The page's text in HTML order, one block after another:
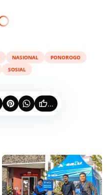
NASIONAL
PONOROGO
SOSIAL
...